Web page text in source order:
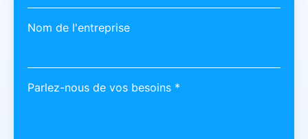
Nom de l'entreprise
Parlez-nous de vos besoins *